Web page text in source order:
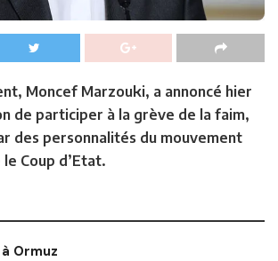
Moncef Marzouki, a annoncé hier
de participer à la grève de la faim,
des personnalités du mouvement
Coup d’Etat.
Ormuz